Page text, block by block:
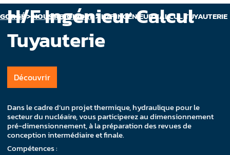
GORGÉ> NOUS REJOINDRE>H/F INGÉNIEUR CALCUL TUYAUTERIE
H/F Ingénieur Calcul
Tuyauterie
Découvrir
Dans le cadre d’un projet thermique, hydraulique pour le
secteur du nucléaire, vous participerez au dimensionnement
pré-dimensionnement, à la préparation des revues de
conception intermédiaire et finale.
Compétences :